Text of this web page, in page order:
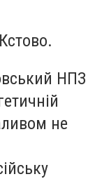
НПЗ
не